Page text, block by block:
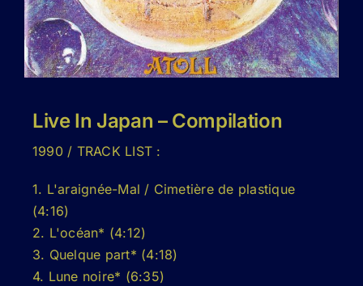
Live In Japan – Compilation
1990 / TRACK LIST :
1. L'araignée-Mal / Cimetière de plastique
(4:16)
2. L'océan* (4:12)
3. Quelque part* (4:18)
4. Lune noire* (6:35)